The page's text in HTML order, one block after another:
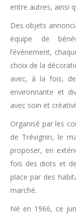
entre autres, ainsi
Des objets
équipe de
l’événement,
choix de la
avec, à la fois,
environnante et
avec soin et
Organisé par les
de Trévignin, le
proposer, en
fois des diots et
place par des
marché.
Né en 1966, ce